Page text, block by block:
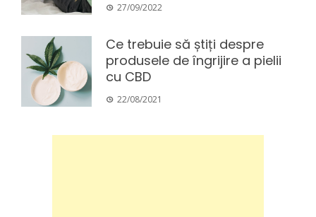
27/09/2022
Ce trebuie să știți despre
produsele de îngrijire a pielii
cu CBD
22/08/2021